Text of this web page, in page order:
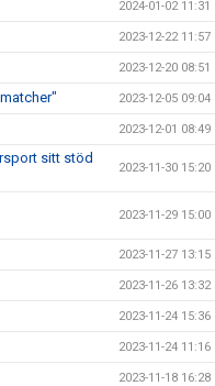
2024-01-02 11:31
2023-12-22 11:57
2023-12-20 08:51
2023-12-05 09:04
2023-12-01 08:49
sitt stöd
2023-11-30 15:20
2023-11-29 15:00
2023-11-27 13:15
2023-11-26 13:32
2023-11-24 15:36
2023-11-24 11:16
2023-11-18 16:28